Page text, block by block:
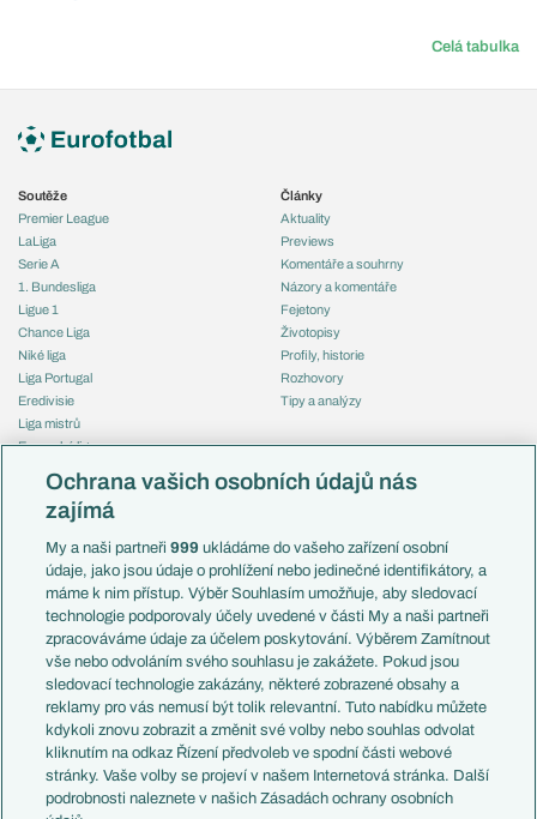
Celá tabulka
Soutěže
Premier League
LaLiga
Serie A
1. Bundesliga
Ligue 1
Chance Liga
Niké liga
Liga Portugal
Eredivisie
Liga mistrů
Evropská liga
Mistrovství světa
Liga národů
Témata
Představení týmů MS
EuroSkauting
PL v kostce
Evropské koeficienty
Přestupy
Přestupové spekulace
Zranění
Kluby
Arsenal FC
Články
Aktuality
Previews
Komentáře a souhrny
Názory a komentáře
Fejetony
Životopisy
Profily, historie
Rozhovory
Tipy a analýzy
Česko
Francie
Itálie
Německo
Španělsko
Argentina
Brazílie
Přestupy
Zápasy
Livescore
Tipovací soutěž
Ochrana vašich osobních údajů nás
zajímá
My a naši partneři999 ukládáme do vašeho zařízení osobní
údaje, jako jsou údaje o prohlížení nebo jedinečné identifikátory, a
máme k nim přístup. Výběr Souhlasím umožňuje, aby sledovací
technologie podporovaly účely uvedené v části My a naši partneři
zpracováváme údaje za účelem poskytování. Výběrem Zamítnout
vše nebo odvoláním svého souhlasu je zakážete. Pokud jsou
sledovací technologie zakázány, některé zobrazené obsahy a
reklamy pro vás nemusí být tolik relevantní. Tuto nabídku můžete
kdykoli znovu zobrazit a změnit své volby nebo souhlas odvolat
kliknutím na odkaz Řízení předvoleb ve spodní části webové
stránky. Vaše volby se projeví v našem Internetová stránka. Další
podrobnosti naleznete v našich Zásadách ochrany osobních